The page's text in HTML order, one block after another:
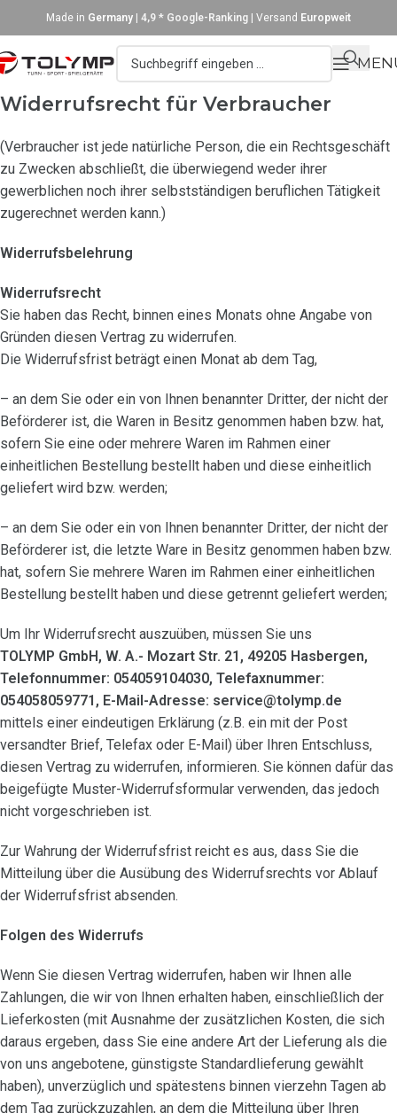
Made in Germany 4,9 * Google-Ranking | Versand Europweit
Widerrufsrecht für Verbraucher
(Verbraucher ist jede natürliche Person, die ein Rechtsgeschäft
zu Zwecken abschließt, die überwiegend weder ihrer
gewerblichen noch ihrer selbstständigen beruflichen Tätigkeit
zugerechnet werden kann.)
Widerrufsbelehrung
Widerrufsrecht
Sie haben das Recht, binnen eines Monats ohne Angabe von
Gründen diesen Vertrag zu widerrufen.
Die Widerrufsfrist beträgt einen Monat ab dem Tag,
– an dem Sie oder ein von Ihnen benannter Dritter, der nicht der
Beförderer ist, die Waren in Besitz genommen haben bzw. hat,
sofern Sie eine oder mehrere Waren im Rahmen einer
einheitlichen Bestellung bestellt haben und diese einheitlich
geliefert wird bzw. werden;
– an dem Sie oder ein von Ihnen benannter Dritter, der nicht der
Beförderer ist, die letzte Ware in Besitz genommen haben bzw.
hat, sofern Sie mehrere Waren im Rahmen einer einheitlichen
Bestellung bestellt haben und diese getrennt geliefert werden;
Um Ihr Widerrufsrecht auszuüben, müssen Sie uns
TOLYMP GmbH, W. A.- Mozart Str. 21, 49205 Hasbergen,
Telefonnummer: 054059104030, Telefaxnummer:
054058059771, E-Mail-Adresse: service@tolymp.de
mittels einer eindeutigen Erklärung (z.B. ein mit der Post
versandter Brief, Telefax oder E-Mail) über Ihren Entschluss,
diesen Vertrag zu widerrufen, informieren. Sie können dafür das
beigefügte Muster-Widerrufsformular verwenden, das jedoch
nicht vorgeschrieben ist.
Zur Wahrung der Widerrufsfrist reicht es aus, dass Sie die
Mitteilung über die Ausübung des Widerrufsrechts vor Ablauf
der Widerrufsfrist absenden.
Folgen des Widerrufs
Wenn Sie diesen Vertrag widerrufen, haben wir Ihnen alle
Zahlungen, die wir von Ihnen erhalten haben, einschließlich der
Lieferkosten (mit Ausnahme der zusätzlichen Kosten, die sich
daraus ergeben, dass Sie eine andere Art der Lieferung als die
von uns angebotene, günstigste Standardlieferung gewählt
haben), unverzüglich und spätestens binnen vierzehn Tagen ab
dem Tag zurückzuzahlen, an dem die Mitteilung über Ihren